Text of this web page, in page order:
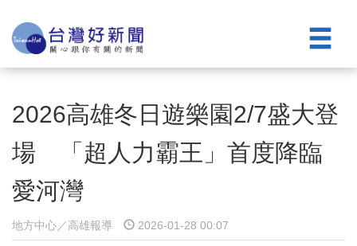
2026高雄冬日遊樂園2/7盛大登
場 「超人力霸王」首度降臨
愛河灣
地方中心／高雄報導 2026-01-28 00:07